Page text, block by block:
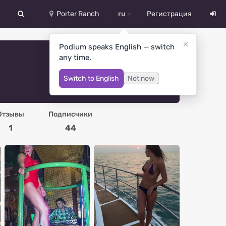
Porter Ranch ru
English
Español
Український
Регистрация
Podium speaks English — switch
any time.
Switch to English Not now
1
Подписчики
44